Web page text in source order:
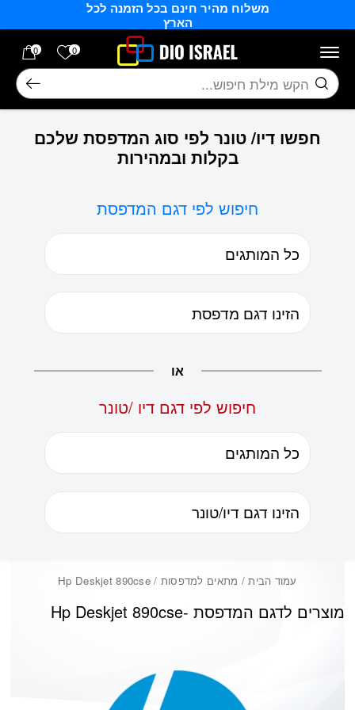
משלוח מהיר חינם בכל הזמנה לכל
הארץ
0 הרשימה
0
חיפוש
חפשו דיו/ טונר לפי סוג המדפסת שלכם
בקלות ובמהירות
חיפוש לפי דגם המדפסת
או
חיפוש לפי דגם דיו /טונר
עמוד הבית/ מתאים למדפסות / Hp Deskjet 890cse
Hp Deskjet 890cseמוצרים לדגם המדפסת -